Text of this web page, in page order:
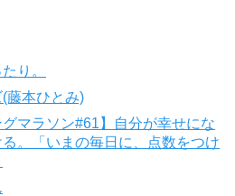
り。
藤本ひとみ)
グマラソン#61】自分が幸せにな
。「いまの毎日に、点数をつけ